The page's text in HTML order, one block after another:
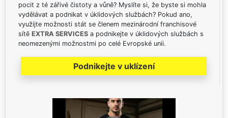
pocit z té zářivé čistoty a vůně? Myslíte si, že byste si mohla
vydělávat a podnikat v úklidových službách? Pokud ano,
využijte možnosti stát se členem mezinárodní franchisové
sítě EXTRA SERVICES a podnikejte v úklidových službách s
neomezenými možnostmi po celé Evropské unii.
Podnikejte v uklízení